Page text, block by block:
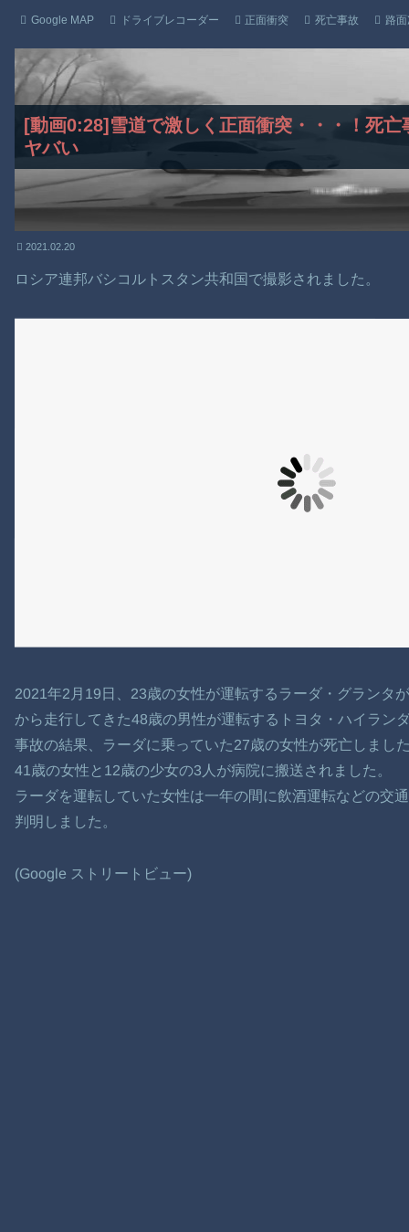
Google MAP ドライブレコーダー 正面衝突 死亡事故 路
[動画0:28]雪道で激しく正面衝突・・・！死
ヤバい
2021.02.20
ロシア連邦バシコルトスタン共和国で撮影されました。
2021年2月19日、23歳の女性が運転するラーダ・グランタ
から走行してきた48歳の男性が運転するトヨタ・ハイラン
事故の結果、ラーダに乗っていた27歳の女性が死亡しまし
41歳の女性と12歳の少女の3人が病院に搬送されました。
ラーダを運転していた女性は一年の間に飲酒運転などの交
判明しました。
(Google ストリートビュー)